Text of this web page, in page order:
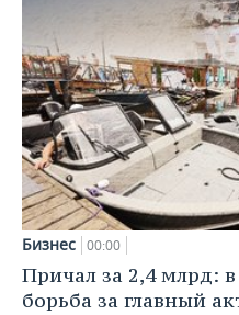
Бизнес 00:00
Причал за 2,4 млрд:
борьба за главный